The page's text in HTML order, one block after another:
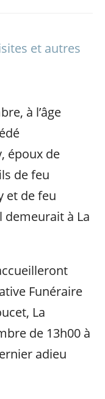
et autres
à l’âge
époux de
de feu
et de feu
demeurait à La
Funéraire
La
de 13h00 à
adieu